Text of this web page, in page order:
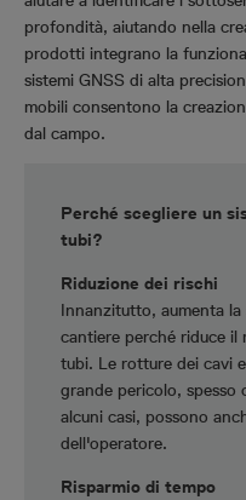
profondità, aiutando nella
prodotti integrano la
sistemi GNSS di alta
mobili consentono la
dal campo.
Perché scegliere un
tubi?
Riduzione dei rischi
Innanzitutto, aumenta la
cantiere perché riduce
tubi. Le rotture dei cavi
grande pericolo, spesso
alcuni casi, possono
dell'operatore.
Risparmio di tempo